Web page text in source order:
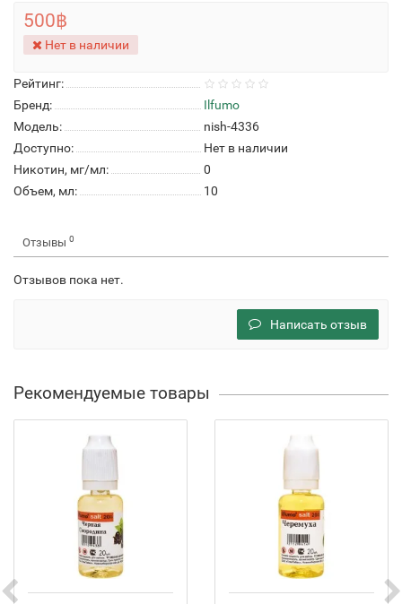
Рейтинг:
Бренд:
Ilfumo
Модель:
nish-4336
Доступно:
Нет в наличии
Никотин, мг/мл:
0
Объем, мл:
10
500฿
Нет в наличии
Отзывы 0
Отзывов пока нет.
Написать отзыв
Рекомендуемые товары